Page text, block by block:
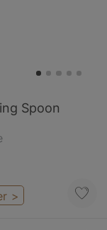
Spoon
>